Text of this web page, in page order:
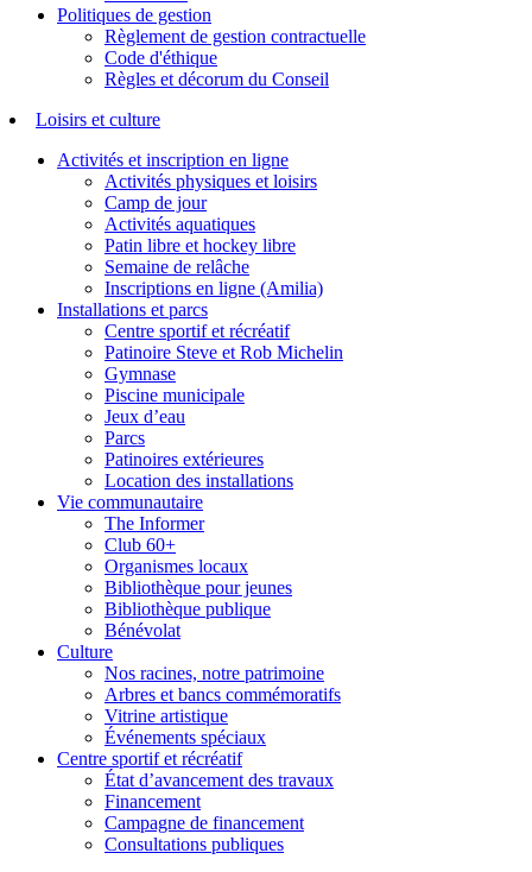
Politiques de gestion
Règlement de gestion contractuelle
Code d'éthique
Règles et décorum du Conseil
Loisirs et culture
Activités et inscription en ligne
Activités physiques et loisirs
Camp de jour
Activités aquatiques
Patin libre et hockey libre
Semaine de relâche
Inscriptions en ligne (Amilia)
Installations et parcs
Centre sportif et récréatif
Patinoire Steve et Rob Michelin
Gymnase
Piscine municipale
Jeux d’eau
Parcs
Patinoires extérieures
Location des installations
Vie communautaire
The Informer
Club 60+
Organismes locaux
Bibliothèque pour jeunes
Bibliothèque publique
Bénévolat
Culture
Nos racines, notre patrimoine
Arbres et bancs commémoratifs
Vitrine artistique
Événements spéciaux
Centre sportif et récréatif
État d’avancement des travaux
Financement
Campagne de financement
Consultations publiques